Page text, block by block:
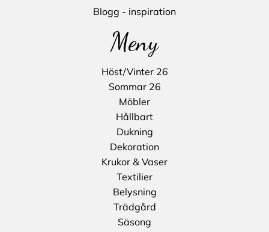
Blogg - inspiration
Meny
Höst/Vinter 26
Sommar 26
Möbler
Hållbart
Dukning
Dekoration
Krukor & Vaser
Textilier
Belysning
Trädgård
Säsong